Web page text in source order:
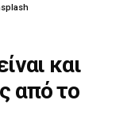
και
από το